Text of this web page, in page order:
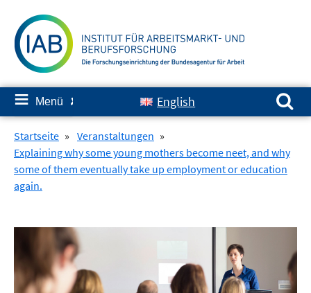
zum
Inhalt
≡ Menü ✘ English
Suchen nach:
Startseite » Veranstaltungen »
Explaining why some young mothers become neet, and why
some of them eventually take up employment or education
again.